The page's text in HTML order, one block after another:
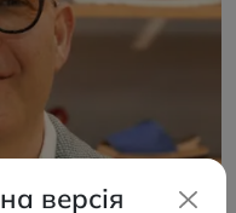
версія